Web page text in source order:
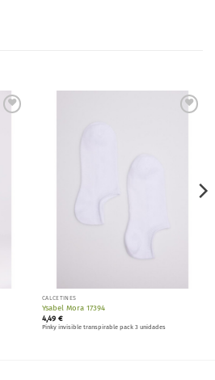
CALCETINES
Ysabel Mora 17394
4,49 €
Pinky invisible transpirable pack 3 unidades